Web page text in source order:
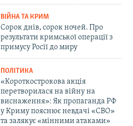
ВІЙНА ТА КРИМ
Сорок днів, сорок ночей. Про
результати кримської операції з
примусу Росії до миру
ПОЛІТИКА
«Короткострокова акція
перетворилася на війну на
виснаження»: Як пропаганда РФ
у Криму пояснює невдачі «СВО»
та залякує «мінними атаками»